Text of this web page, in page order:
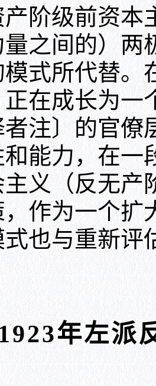
阶级前资本
之间的）两
式所代替。
正在成长为一
注〕的官僚
能力，在一
义（反无产
作为一个扩
也与重新评
1923年左派